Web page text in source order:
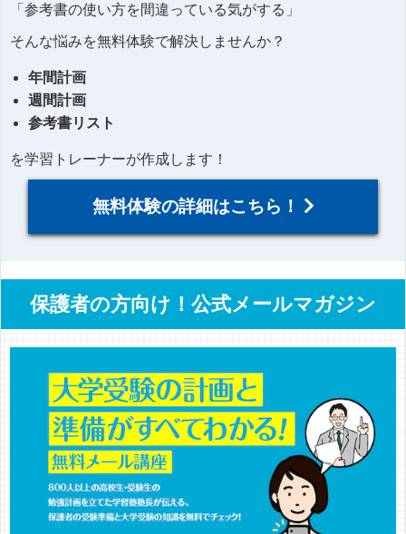
「参考書の使い方を間違っている気がする」
そんな悩みを無料体験で解決しませんか？
年間計画
週間計画
参考書リスト
を学習トレーナーが作成します！
無料体験の詳細はこちら！
保護者の方向け！公式メールマガジン